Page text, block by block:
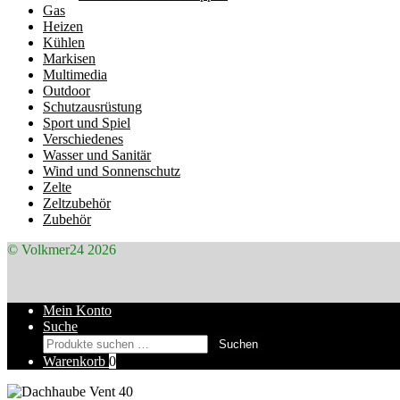
Gas
Heizen
Kühlen
Markisen
Multimedia
Outdoor
Schutzausrüstung
Sport und Spiel
Verschiedenes
Wasser und Sanitär
Wind und Sonnenschutz
Zelte
Zeltzubehör
Zubehör
© Volkmer24 2026
Mein Konto
Suche
Suchen
nach:
Suchen
Warenkorb 0